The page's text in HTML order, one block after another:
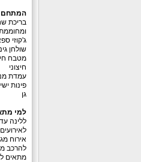
המתחם
בריכת
ג'קוזי ספא
שולחן גינה ל-
מטבח
חיצוני
עמדת
פינות
גן
למי
ללינה עד 14
לאירועים עד
להרכב
מתאים